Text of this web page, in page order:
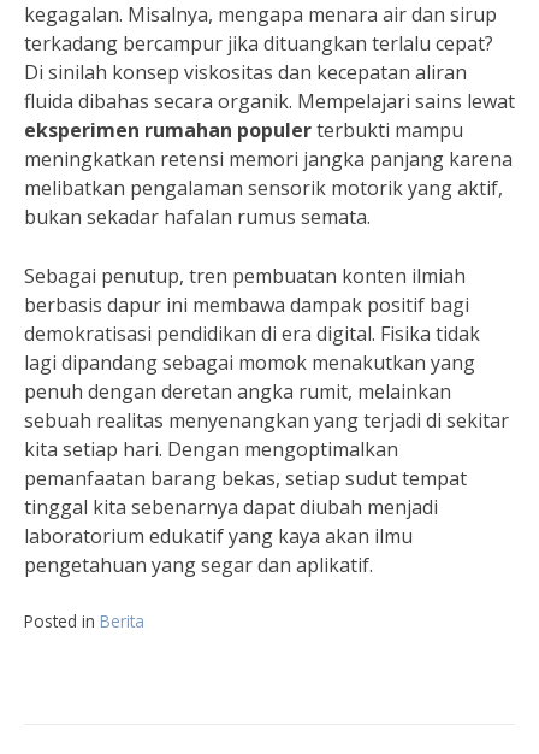
kegagalan. Misalnya, mengapa menara air dan sirup
terkadang bercampur jika dituangkan terlalu cepat?
Di sinilah konsep viskositas dan kecepatan aliran
fluida dibahas secara organik. Mempelajari sains lewat
eksperimen rumahan populerterbukti mampu
meningkatkan retensi memori jangka panjang karena
melibatkan pengalaman sensorik motorik yang aktif,
bukan sekadar hafalan rumus semata.
Sebagai penutup, tren pembuatan konten ilmiah
berbasis dapur ini membawa dampak positif bagi
demokratisasi pendidikan di era digital. Fisika tidak
lagi dipandang sebagai momok menakutkan yang
penuh dengan deretan angka rumit, melainkan
sebuah realitas menyenangkan yang terjadi di sekitar
kita setiap hari. Dengan mengoptimalkan
pemanfaatan barang bekas, setiap sudut tempat
tinggal kita sebenarnya dapat diubah menjadi
laboratorium edukatif yang kaya akan ilmu
pengetahuan yang segar dan aplikatif.
Posted in Berita